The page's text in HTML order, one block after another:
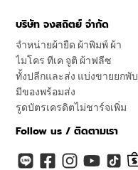
บริษัท จงสถิตย์ จำกัด
จำหน่ายผ้ายืด ผ้าพิมพ์ ผ้า
ไมโคร ทีเค จูติ ผ้าฟลีซ
ทั้งปลีกและส่ง แบ่งขายยกพับ
มีของพร้อมส่ง
รูดบัตรเครดิตไม่ชาร์จเพิ่ม
Follow us / ติดตามเรา